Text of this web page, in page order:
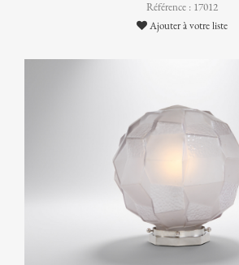
Référence : 17012
Ajouter à votre liste